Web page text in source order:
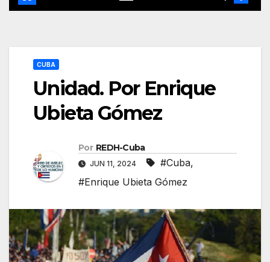
CUBA
Unidad. Por Enrique
Ubieta Gómez
Por REDH-Cuba
JUN 11, 2024 #Cuba,
#Enrique Ubieta Gómez